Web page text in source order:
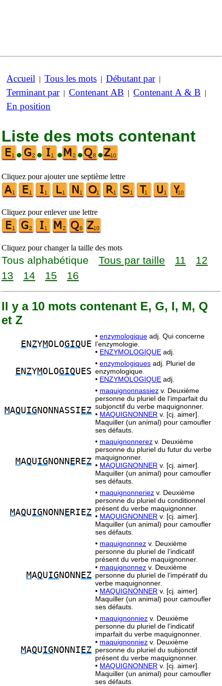
Accueil | Tous les mots | Débutant par|
Terminant par| Contenant AB | Contenant A & B |
En position
Liste des mots contenant
•
• • • •
Cliquez pour ajouter une septième lettre
Cliquez pour enlever une lettre
Cliquez pour changer la taille des mots
Tous alphabétique Tous par taille 11
12
13
14 15 16
Il y a 10 mots contenant E, G, I, M, Q
et Z
E N ZYMOLOGIQUE
• enzymologique adj. Qui concerne
l’enzymologie.
• ENZYMOLOGIQUE adj.
E N ZYMOLOGIQUES
• enzymologiques adj. Pluriel de
enzymologique.
• ENZYMOLOGIQUE adj.
MAQUIG NONNASSI EZ
• maquignonnassiez v. Deuxième
personne du pluriel de l’imparfait du
subjonctif du verbe maquignonner.
• MAQUIGNONNER v. [cj. aimer].
Maquiller (un animal) pour camoufler
ses défauts.
MAQUIG NONN E REZ
• maquignonnerez v. Deuxième
personne du pluriel du futur du verbe
maquignonner.
• MAQUIGNONNER v. [cj. aimer].
Maquiller (un animal) pour camoufler
ses défauts.
MAQUIG NONN E RIEZ
• maquignonneriez v. Deuxième
personne du pluriel du conditionnel
présent du verbe maquignonner.
• MAQUIGNONNER v. [cj. aimer].
Maquiller (un animal) pour camoufler
ses défauts.
MAQUIG NONN EZ
• maquignonnez v. Deuxième
personne du pluriel de l’indicatif
présent du verbe maquignonner.
• maquignonnez v. Deuxième
personne du pluriel de l’impératif du
verbe maquignonner.
• MAQUIGNONNER v. [cj. aimer].
Maquiller (un animal) pour camoufler
ses défauts.
MAQUIG NONNI EZ
• maquignonniez v. Deuxième
personne du pluriel de l’indicatif
imparfait du verbe maquignonner.
• maquignonniez v. Deuxième
personne du pluriel du subjonctif
présent du verbe maquignonner.
• MAQUIGNONNER v. [cj. aimer].
Maquiller (un animal) pour camoufler
ses défauts.